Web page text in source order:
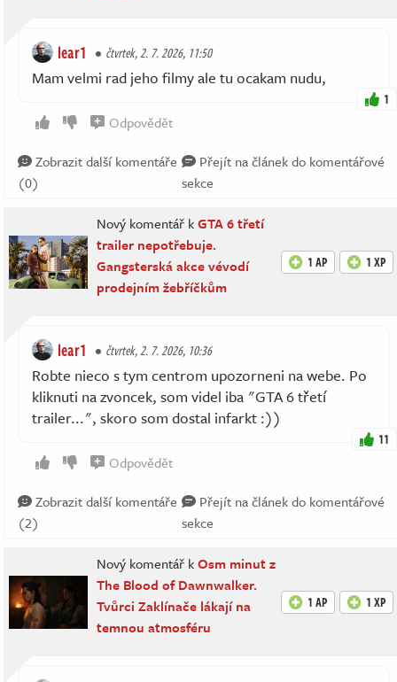
lear1 čtvrtek, 2. 7. 2026, 11:50
Mam velmi rad jeho filmy ale tu ocakam nudu,
1
Odpovědět
Zobrazit další komentáře
(0)
Přejít na článek do komentářové
sekce
Nový komentář kGTA 6 třetí
trailer nepotřebuje.
Gangsterská akce vévodí
prodejním žebříčkům
1 AP 1 XP
lear1 čtvrtek, 2. 7. 2026, 10:36
Robte nieco s tym centrom upozorneni na webe. Po
kliknuti na zvoncek, som videl iba "GTA 6 třetí
trailer...", skoro som dostal infarkt :))
11
Odpovědět
Zobrazit další komentáře
(2)
Přejít na článek do komentářové
sekce
Nový komentář kOsm minut z
The Blood of Dawnwalker.
Tvůrci Zaklínače lákají na
temnou atmosféru
1 AP 1 XP